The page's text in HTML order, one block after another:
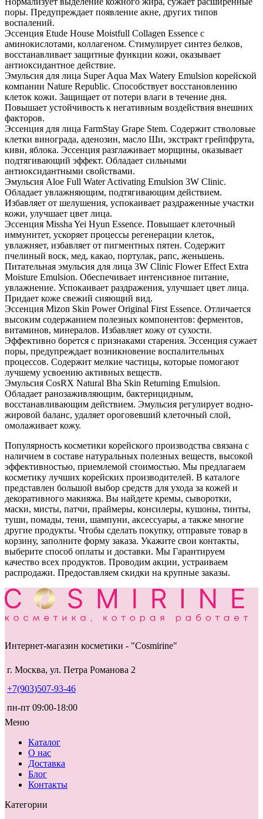
поры. Предупреждает появление акне, других типов
воспалений.
Эссенция Etude House Moistfull Collagen Essence с
аминокислотами, коллагеном. Стимулирует синтез белков,
восстанавливает защитные функции кожи, оказывает
антиоксидантное действие.
Эмульсия для лица Super Aqua Max Watery Emulsion корейской
компании Nature Republic. Способствует восстановлению
клеток кожи. Защищает от потери влаги в течение дня.
Повышает устойчивость к негативным воздействия внешних
факторов.
Эссенция для лица FarmStay Grape Stem. Содержит стволовые
клетки винограда, аденозин, масло Ши, экстракт грейпфрута,
киви, яблока. Эссенция разглаживает морщины, оказывает
подтягивающий эффект. Обладает сильными
антиоксидантными свойствами.
Эмульсия Aloe Full Water Activating Emulsion 3W Clinic.
Обладает увлажняющим, подтягивающим действием.
Избавляет от шелушения, успокаивает раздраженные участки
кожи, улучшает цвет лица.
Эссенция Missha Yei Hyun Essence. Повышает клеточный
иммунитет, ускоряет процессы регенерации клеток,
увлажняет, избавляет от пигментных пятен. Содержит
пчелиный воск, мед, какао, портулак, рапс, женьшень.
Питательная эмульсия для лица 3W Clinic Flower Effect Extra
Moisture Emulsion. Обеспечивает интенсивное питание,
увлажнение. Успокаивает раздражения, улучшает цвет лица.
Придает коже свежий сияющий вид.
Эссенция Mizon Skin Power Original First Essence. Отличается
высоким содержанием полезных компонентов: ферментов,
витаминов, минералов. Избавляет кожу от сухости.
Эффективно борется с признаками старения. Эссенция сужает
поры, предупреждает возникновение воспалительных
процессов. Содержит мелкие частицы, которые помогают
лучшему усвоению активных веществ.
Эмульсия CosRX Natural Bha Skin Returning Emulsion.
Обладает ранозаживляющим, бактерицидным,
восстанавливающим действием. Эмульсия регулирует водно-
жировой баланс, удаляет ороговевший клеточный слой,
омолаживает кожу.
Популярность косметики корейского производства связана с
наличием в составе натуральных полезных веществ, высокой
эффективностью, приемлемой стоимостью. Мы предлагаем
косметику лучших корейских производителей. В каталоге
представлен большой выбор средств для ухода за кожей и
декоративного макияжа. Вы найдете кремы, сыворотки,
маски, мисты, патчи, праймеры, консилеры, кушоны, тинты,
туши, помады, тени, шампуни, аксессуары, а также многие
другие продукты. Чтобы сделать покупку, отправьте товар в
корзину, заполните форму заказа. Укажите свои контакты,
выберите способ оплаты и доставки. Мы Гарантируем
качество всех продуктов. Проводим акции, устраиваем
распродажи. Предоставляем скидки на крупные заказы.
Интернет-магазин косметики - "Cosmirine"
г. Москва, ул. Петра Романова 2
+7(903)507-93-46
пн-пт 09:00-18:00
Меню
Каталог
О нас
Доставка
Блог
Контакты
Категории